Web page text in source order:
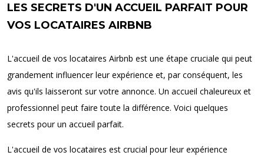
LES SECRETS D'UN ACCUEIL PARFAIT POUR
VOS LOCATAIRES AIRBNB
L'accueil de vos locataires Airbnb est une étape cruciale qui peut
grandement influencer leur expérience et, par conséquent, les
avis qu'ils laisseront sur votre annonce. Un accueil chaleureux et
professionnel peut faire toute la différence. Voici quelques
secrets pour un accueil parfait.
L'accueil de vos locataires est crucial pour leur expérience